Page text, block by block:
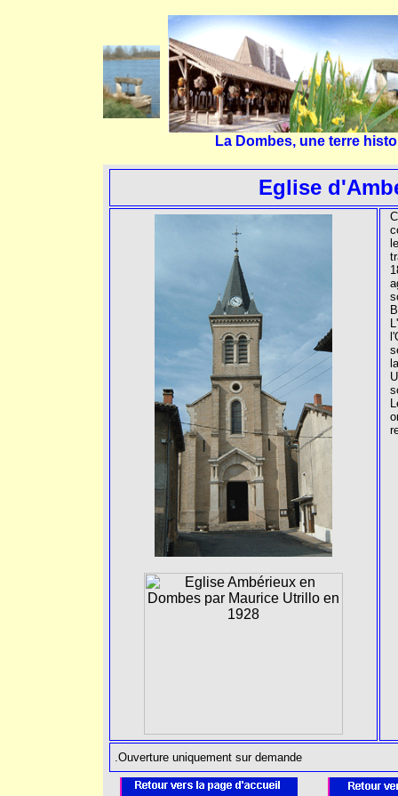
La Dombes, une terre
Eglise
.Ouverture uniquement sur demande